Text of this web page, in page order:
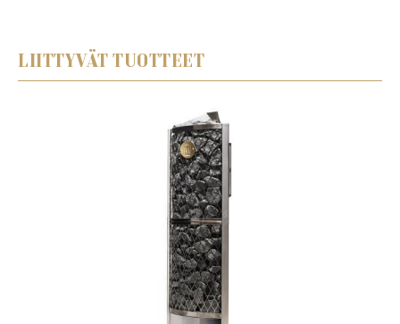
LIITTYVÄT TUOTTEET